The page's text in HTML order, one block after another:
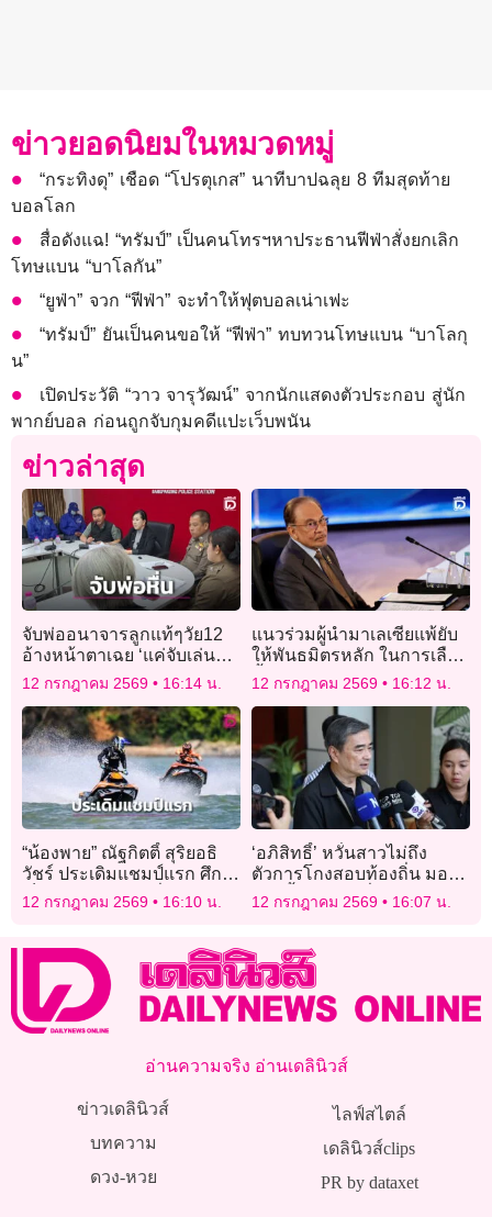
ข่าวยอดนิยมในหมวดหมู่
“กระทิงดุ” เชือด “โปรตุเกส” นาทีบาปฉลุย 8 ทีมสุดท้าย
บอลโลก
สื่อดังแฉ! “ทรัมป์” เป็นคนโทรฯหาประธานฟีฟ่าสั่งยกเลิก
โทษแบน “บาโลกัน”
“ยูฟ่า” จวก “ฟีฟ่า” จะทำให้ฟุตบอลเน่าเฟะ
“ทรัมป์” ยันเป็นคนขอให้ “ฟีฟ่า” ทบทวนโทษแบน “บาโลกุ
น”
เปิดประวัติ “วาว จารุวัฒน์” จากนักแสดงตัวประกอบ สู่นัก
พากย์บอล ก่อนถูกจับกุมคดีแปะเว็บพนัน
ข่าวล่าสุด
จับพ่ออนาจารลูกแท้ๆวัย12
อ้างหน้าตาเฉย ‘แค่จับเล่นๆ’
สวนผลแพทย์รอยฉีกขาดชัด
12 กรกฎาคม 2569 16:14 น.
แนวร่วมผู้นำมาเลเซียแพ้ยับ
ให้พันธมิตรหลัก ในการเลือก
ตั้งรัฐยะโฮร์
12 กรกฎาคม 2569 16:12 น.
“น้องพาย” ณัฐกิตติ์ สุริยอธิ
วัชร์ ประเดิมแชมป์แรก ศึก
เจ็ตสกีโลก 2026 ที่บัลแกเรีย
ให้ทัพเจ็ตสกีไทย
12 กรกฎาคม 2569 16:10 น.
‘อภิสิทธิ์’ หวั่นสาวไม่ถึง
ตัวการโกงสอบท้องถิ่น มอง
ควรตั้งคนนอกนั่งกรรมการ
12 กรกฎาคม 2569 16:07 น.
อ่านความจริง อ่านเดลินิวส์
ข่าวเดลินิวส์
บทความ
ดวง-หวย
ไลฟ์สไตล์
เดลินิวส์clips
PR by dataxet